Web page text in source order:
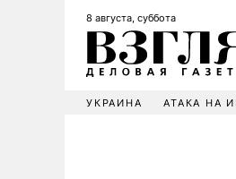
8 августа, суббота
УКРАИНА АТАКА НА